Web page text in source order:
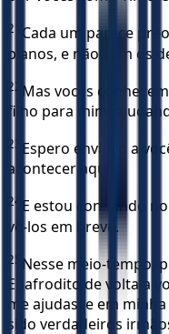
21
Cada um parece
planos, e não com os
22 Mas vocês
filho para mim,
23 Espero enviá-lo a
acontecer aqui.
24 E estou confiando
vê-los em breve.
25 Nesse meio-tempo,
Epafrodito de volta a
me ajudasse em
sido verdadeiros